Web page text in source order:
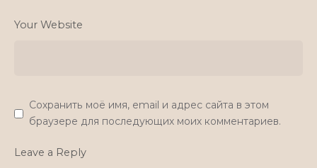
Your Website
Сохранить моё имя, email и адрес сайта в этом
браузере для последующих моих комментариев.
Leave a Reply